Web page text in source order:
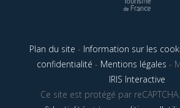
Plan du site - Information sur les
confidentialité - Mentions légales -
IRIS Interactive
Ce site est protégé par